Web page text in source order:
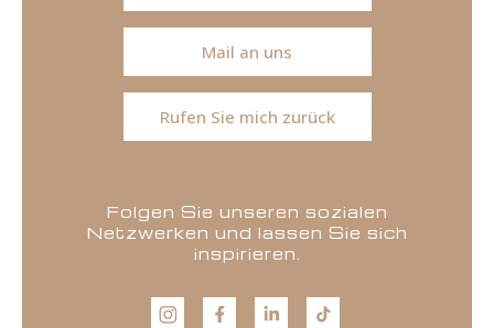
Mail an uns
Rufen Sie mich zurück
Folgen Sie unseren sozialen
Netzwerken und lassen Sie sich
inspirieren.